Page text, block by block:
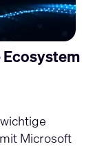
Microsoft